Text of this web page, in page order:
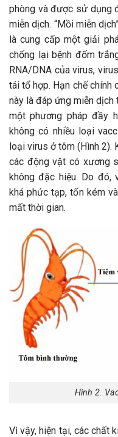
phòng và được sử dụng
miễn dịch. “Mồi miễn
là cung cấp một giải
chống lại bệnh đốm
RNA/DNA của virus,
tái tổ hợp. Hạn chế chính
này là đáp ứng miễn
một phương pháp đầy
không có nhiều loại
loại virus ở tôm (Hình 2).
các động vật có xương
không đặc hiệu. Do đó,
khá phức tạp, tốn kém
mất thời gian.
Hình 2.
Vì vậy, hiện tại, các chất